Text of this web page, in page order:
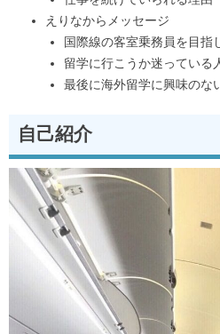
えりなからメッセージ
国際線の客室乗務員を目指
留学に行こうか迷っている
最後に海外留学に興味のな
自己紹介